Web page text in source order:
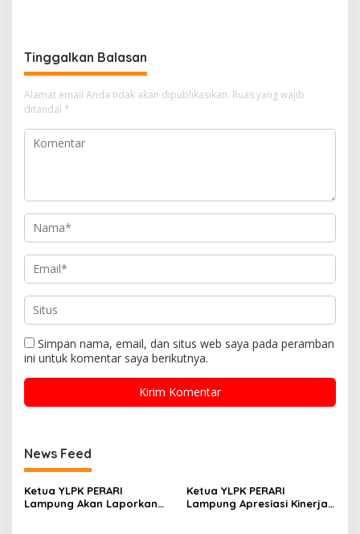
Tinggalkan Balasan
Alamat email Anda tidak akan dipublikasikan. Ruas yang wajib
ditandai *
Simpan nama, email, dan situs web saya pada peramban
ini untuk komentar saya berikutnya.
News Feed
Ketua YLPK PERARI
Lampung Akan Laporkan
Ketua YLPK PERARI
Lampung Apresiasi Kinerja